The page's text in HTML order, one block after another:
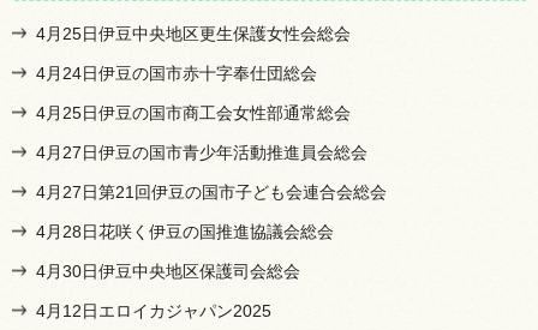
4月25日伊豆中央地区更生保護女性会総会
4月24日伊豆の国市赤十字奉仕団総会
4月25日伊豆の国市商工会女性部通常総会
4月27日伊豆の国市青少年活動推進員会総会
4月27日第21回伊豆の国市子ども会連合会総会
4月28日花咲く伊豆の国推進協議会総会
4月30日伊豆中央地区保護司会総会
4月12日エロイカジャパン2025